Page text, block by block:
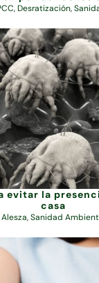
,Desratización,
evitar la
casa
Alesza,Sanidad